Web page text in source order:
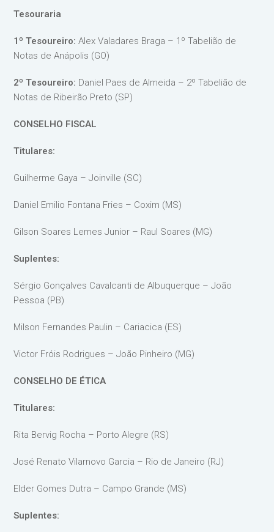
Tesouraria
1º Tesoureiro: Alex Valadares Braga – 1º Tabelião de
Notas de Anápolis (GO)
2º Tesoureiro: Daniel Paes de Almeida – 2º Tabelião de
Notas de Ribeirão Preto (SP)
CONSELHO FISCAL
Titulares:
Guilherme Gaya – Joinville (SC)
Daniel Emilio Fontana Fries – Coxim (MS)
Gilson Soares Lemes Junior – Raul Soares (MG)
Suplentes:
Sérgio Gonçalves Cavalcanti de Albuquerque – João
Pessoa (PB)
Milson Fernandes Paulin – Cariacica (ES)
Victor Fróis Rodrigues – João Pinheiro (MG)
CONSELHO DE ÉTICA
Titulares:
Rita Bervig Rocha – Porto Alegre (RS)
José Renato Vilarnovo Garcia – Rio de Janeiro (RJ)
Elder Gomes Dutra – Campo Grande (MS)
Suplentes: